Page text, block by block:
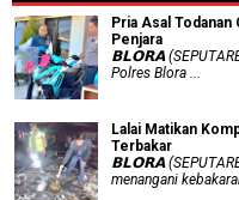
Pria Asal
Penjara
𝗕𝗟𝗢𝗥𝗔
Polres Blora ...
Lalai Matikan
Terbakar
𝗕𝗟𝗢𝗥𝗔
menangani